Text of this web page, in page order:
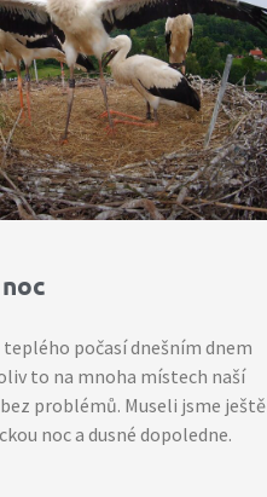
počasí dnešním dnem
to na mnoha místech naší
problémů. Museli jsme ještě
noc a dusné dopoledne.